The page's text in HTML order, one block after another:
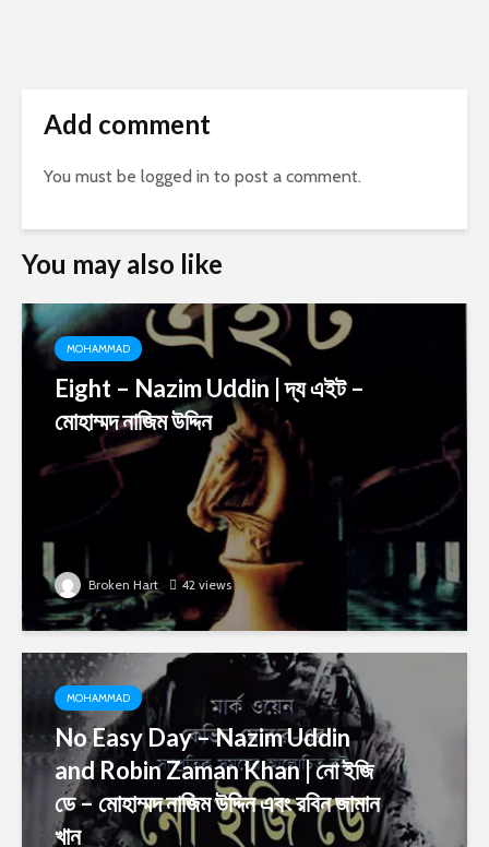
Add comment
You must be logged in to post a comment.
You may also like
MOHAMMAD
Eight – Nazim Uddin | দ্য এইট –
মোহাম্মদ নাজিম উদ্দিন
Broken Hart 42 views
MOHAMMAD
No Easy Day – Nazim Uddin
and Robin Zaman Khan | নো ইজি
ডে – মোহাম্মদ নাজিম উদ্দিন এবং রবিন জামান
খান